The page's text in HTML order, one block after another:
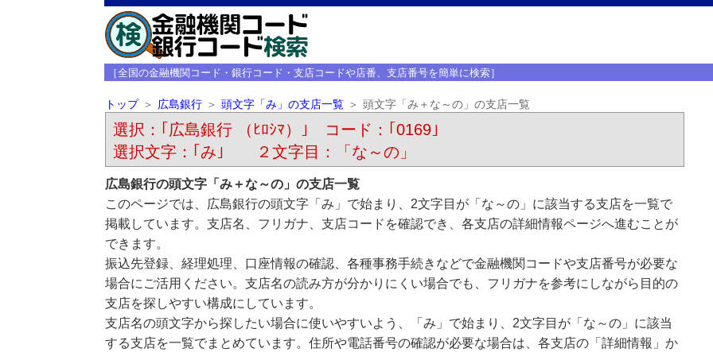
［全国の金融機関コード・銀行コード・支店コードや店番、支店番号を簡単に検索］
トップ 広島銀行 頭文字「み」の支店一覧 頭文字「み＋な～の」の支店一覧
選択：｢広島銀行 （ﾋﾛｼﾏ）｣ コード：｢0169｣
選択文字：｢み｣ ２文字目：「な～の」
広島銀行の頭文字「み＋な～の」の支店一覧
このページでは、広島銀行の頭文字「み」で始まり、2文字目が「な～の」に該当する支店を一覧で
掲載しています。支店名、フリガナ、支店コードを確認でき、各支店の詳細情報ページへ進むことが
できます。
振込先登録、経理処理、口座情報の確認、各種事務手続きなどで金融機関コードや支店番号が必要な
場合にご活用ください。支店名の読み方が分かりにくい場合でも、フリガナを参考にしながら目的の
支店を探しやすい構成にしています。
支店名の頭文字から探したい場合に使いやすいよう、「み」で始まり、2文字目が「な～の」に該当
する支店を一覧でまとめています。住所や電話番号の確認が必要な場合は、各支店の「詳細情報」か